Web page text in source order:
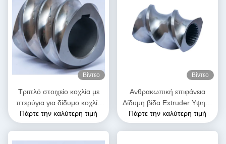
Βίντεο
Τριπλό στοιχείο κοχλία με
πτερύγια για δίδυμο κοχλία
εξώθησης | Ανταλλακτικό
OEM για μηχανή εξώθησης
Πάρτε την καλύτερη τιμή
Βίντεο
Ανθρακωπική επιφάνεια
Δίδυμη βίδα Extruder Υψηλή
σκληρότητα Διπλή πτήση
μεταφοράς βίδα στοιχείο
Πάρτε την καλύτερη τιμή